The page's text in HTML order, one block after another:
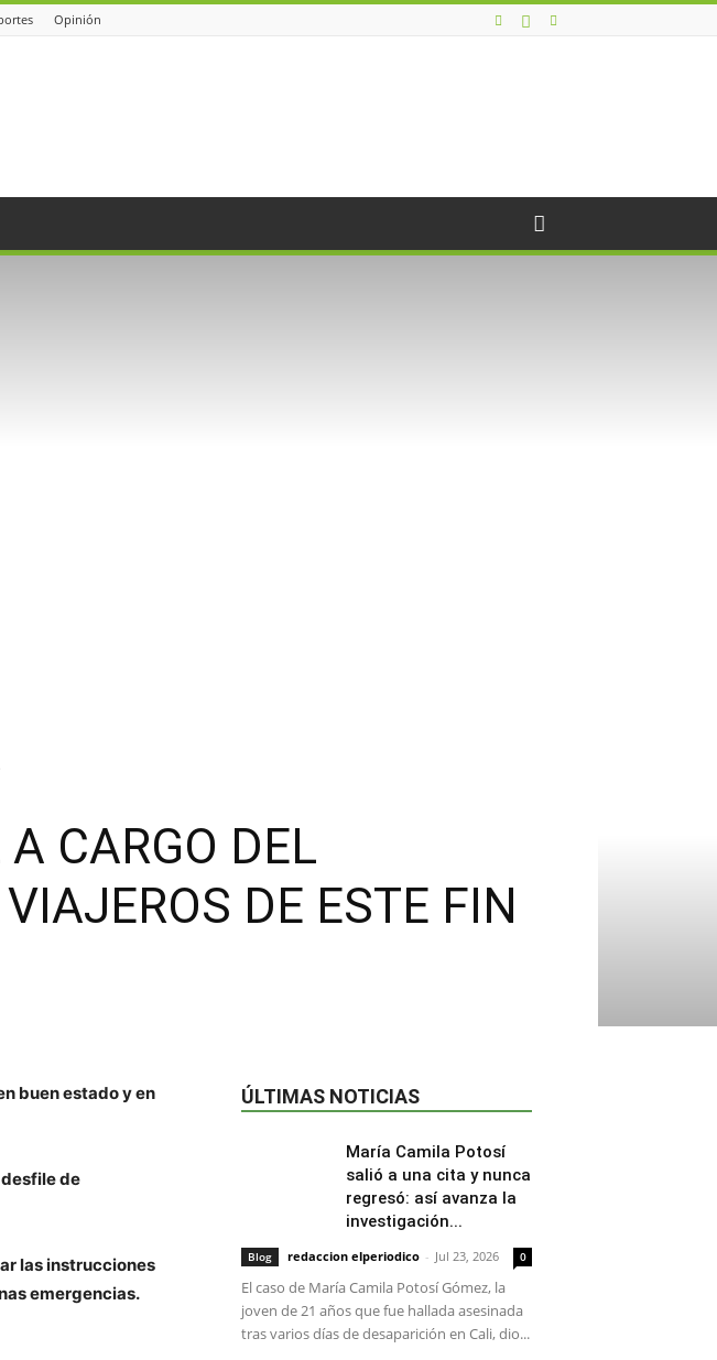
Opinión
CARGO DEL
DE ESTE FIN
buen estado y en
de
las instrucciones
emergencias.
ÚLTIMAS NOTICIAS
María Camila Potosí
salió a una cita y nunca
regresó: así avanza la
investigación...
Blog redaccion elperiodico - Jul 23, 2026 0
El caso de María Camila Potosí Gómez, la
joven de 21 años que fue hallada asesinada
tras varios días de desaparición en Cali, dio...